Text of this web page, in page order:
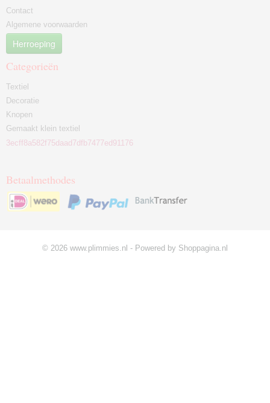
Contact
Algemene voorwaarden
Herroeping
Categorieën
Textiel
Decoratie
Knopen
Gemaakt klein textiel
3ecff8a582f75daad7dfb7477ed91176
Betaalmethodes
© 2026 www.plimmies.nl - Powered by Shoppagina.nl